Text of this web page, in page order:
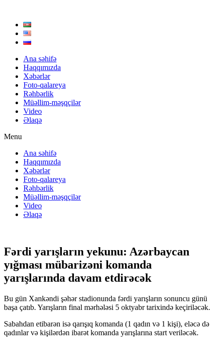
content
Ana səhifə
Haqqımızda
Xəbərlər
Foto-qalareya
Rəhbərlik
Müəllim-məşqçilər
Video
Əlaqə
Menu
Ana səhifə
Haqqımızda
Xəbərlər
Foto-qalareya
Rəhbərlik
Müəllim-məşqçilər
Video
Əlaqə
Fərdi yarışların yekunu: Azərbaycan
yığması mübarizəni komanda
yarışlarında davam etdirəcək
Bu gün Xankəndi şəhər stadionunda fərdi yarışların sonuncu günü
başa çatıb. Yarışların final mərhələsi 5 oktyabr tarixində keçiriləcək.
Sabahdan etibarən isə qarışıq komanda (1 qadın və 1 kişi), eləcə də
qadınlar və kişilərdən ibarət komanda yarışlarına start veriləcək.